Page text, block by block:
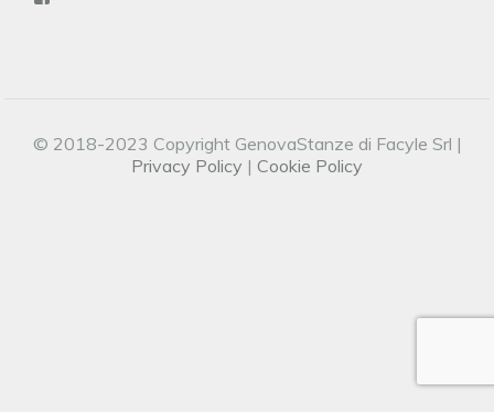
© 2018-2023 Copyright GenovaStanze di Facyle Srl |
Privacy Policy | Cookie Policy